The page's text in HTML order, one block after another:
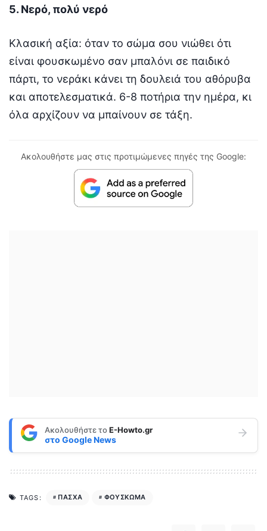
5. Νερό, πολύ νερό
Κλασική αξία: όταν το σώμα σου νιώθει ότι
είναι φουσκωμένο σαν μπαλόνι σε παιδικό
πάρτι, το νεράκι κάνει τη δουλειά του αθόρυβα
και αποτελεσματικά. 6-8 ποτήρια την ημέρα, κι
όλα αρχίζουν να μπαίνουν σε τάξη.
Ακολουθήστε μας στις προτιμώμενες πηγές της Google:
Ακολουθήστε τοE-Howto.gr
στο Google News
TAGS: ΠΑΣΧΑ ΦΟΥΣΚΩΜΑ